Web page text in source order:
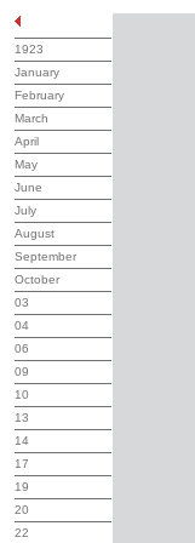
1923
January
February
March
April
May
June
July
August
September
October
03
04
06
09
10
13
14
17
19
20
22